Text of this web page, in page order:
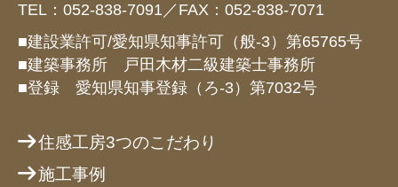
TEL：052-838-7091／FAX：052-838-7071
■建設業許可/愛知県知事許可（般-3）第65765号
■建築事務所 戸田木材二級建築士事務所
■登録 愛知県知事登録（ろ-3）第7032号
住感工房3つのこだわり
施工事例